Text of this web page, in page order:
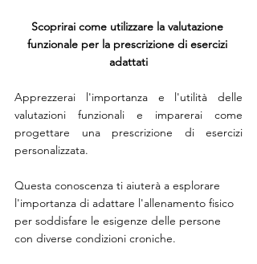
Scoprirai come utilizzare la valutazione
funzionale per la prescrizione di esercizi
adattati
Apprezzerai l'importanza e l'utilità delle
valutazioni funzionali e imparerai come
progettare una prescrizione di esercizi
personalizzata.
Questa conoscenza ti aiuterà a esplorare
l'importanza di adattare l'allenamento fisico
per soddisfare le esigenze delle persone
con diverse condizioni croniche.